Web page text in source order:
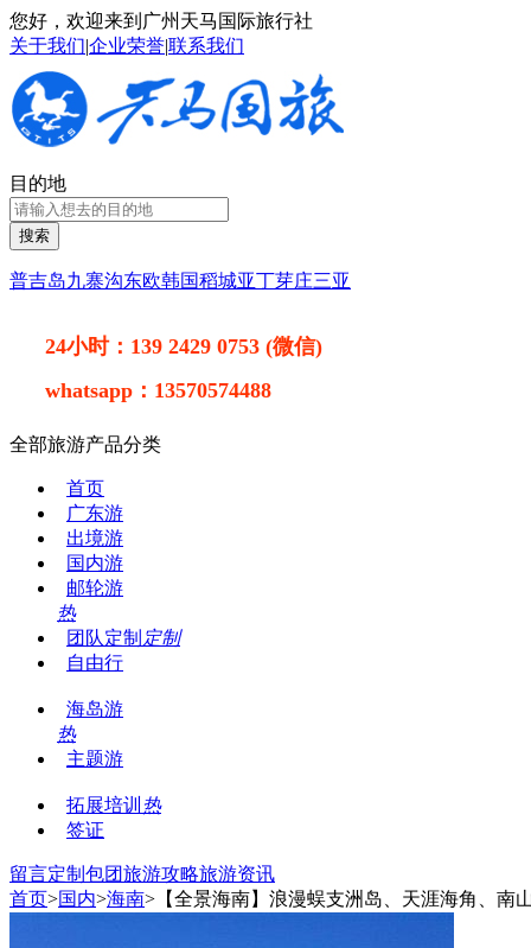
您好，欢迎来到广州天马国际旅行社
关于我们|企业荣誉|联系我们
目的地
搜索
普吉岛九寨沟东欧韩国稻城亚丁芽庄三亚
24小时： 139 2429 0753 (微信)
whatsapp： 13570574488
全部旅游产品分类
首页
广东游
出境游
国内游
邮轮游
热
团队定制 定制
自由行
海岛游
热
主题游
拓展培训 热
签证
留言定制包团旅游攻略旅游资讯
首页>国内>海南>【全景海南】浪漫蜈支洲岛、天涯海角、南